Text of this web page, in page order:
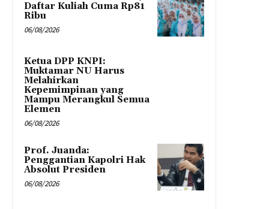
Daftar Kuliah Cuma Rp81
Ribu
06/08/2026
Ketua DPP KNPI:
Muktamar NU Harus
Melahirkan
Kepemimpinan yang
Mampu Merangkul Semua
Elemen
06/08/2026
Prof. Juanda:
Penggantian Kapolri Hak
Absolut Presiden
06/08/2026